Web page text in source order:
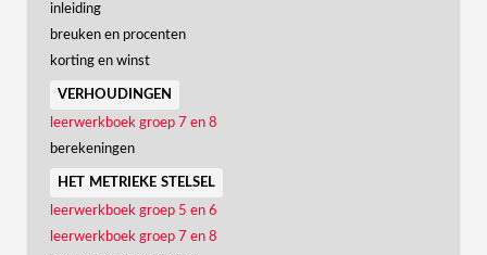
inleiding
breuken en procenten
korting en winst
verhoudingen
leerwerkboek groep 7 en 8
berekeningen
het metrieke stelsel
leerwerkboek groep 5 en 6
leerwerkboek groep 7 en 8